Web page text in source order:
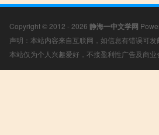
Copyright © 2012 - 2026 静海一中文学网
声明：本站内容来自互联网，如信息有错误可
本站仅为个人兴趣爱好，不接盈利性广告及商业